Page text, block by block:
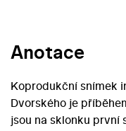
Anotace
Koprodukční snímek
Dvorského je
jsou na sklonku